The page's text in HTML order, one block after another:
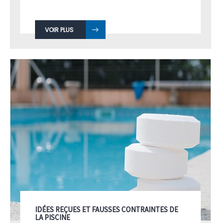
VOIR PLUS
IDÉES REÇUES ET FAUSSES CONTRAINTES DE
LA PISCINE